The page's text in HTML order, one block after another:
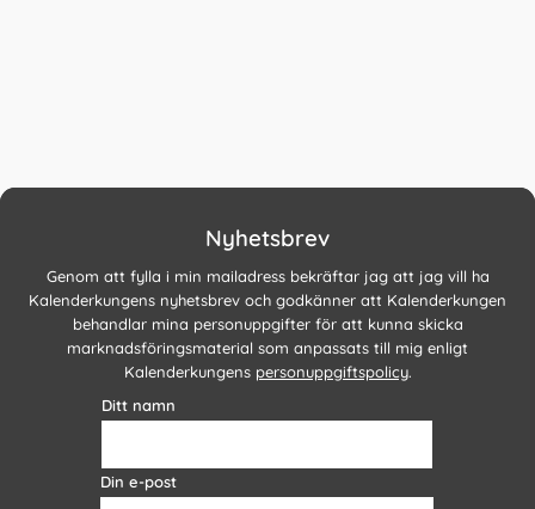
Nyhetsbrev
Genom att fylla i min mailadress bekräftar jag att jag vill ha
Kalenderkungens nyhetsbrev och godkänner att Kalenderkungen
behandlar mina personuppgifter för att kunna skicka
marknadsföringsmaterial som anpassats till mig enligt
Kalenderkungens personuppgiftspolicy.
Ditt namn
Din e-post